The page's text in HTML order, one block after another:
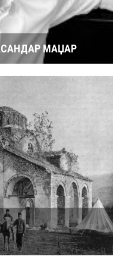
МАЏАР